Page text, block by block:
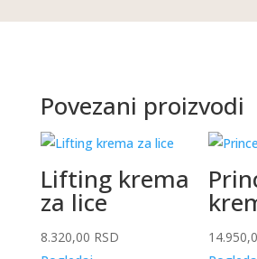
Povezani proizvodi
Lifting krema
za lice
8.320,00 RSD